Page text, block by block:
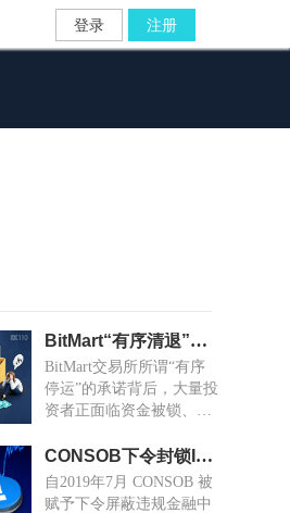
登录 注册
BitMart“有序清退”藏猫腻：大额资金锁死，小额随机放款
BitMart交易所所谓“有序
停运”的承诺背后，大量投
资者正面临资金被锁、提
CONSOB下令封锁Igcapitaleurope.com等6个投资网站
自2019年7月 CONSOB 被
赋予下令屏蔽违规金融中